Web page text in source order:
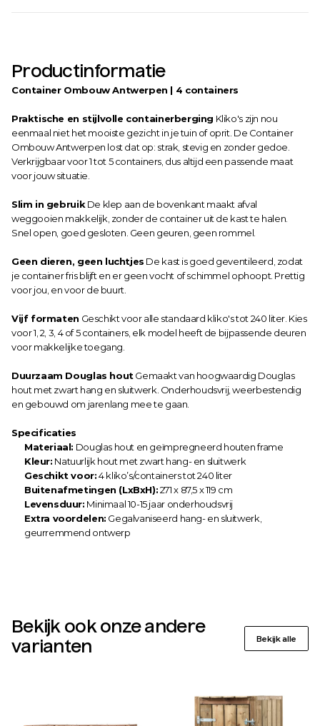
Productinformatie
Container Ombouw Antwerpen | 4 containers
Praktische en stijlvolle containerberging Kliko's zijn nou
eenmaal niet het mooiste gezicht in je tuin of oprit. De Container
Ombouw Antwerpen lost dat op: strak, stevig en zonder gedoe.
Verkrijgbaar voor 1 tot 5 containers, dus altijd een passende maat
voor jouw situatie.
Slim in gebruik De klep aan de bovenkant maakt afval
weggooien makkelijk, zonder de container uit de kast te halen.
Snel open, goed gesloten. Geen geuren, geen rommel.
Geen dieren, geen luchtjes De kast is goed geventileerd, zodat
je container fris blijft en er geen vocht of schimmel ophoopt. Prettig
voor jou, en voor de buurt.
Vijf formaten Geschikt voor alle standaard kliko's tot 240 liter. Kies
voor 1, 2, 3, 4 of 5 containers, elk model heeft de bijpassende deuren
voor makkelijke toegang.
Duurzaam Douglas hout Gemaakt van hoogwaardig Douglas
hout met zwart hang en sluitwerk. Onderhoudsvrij, weerbestendig
en gebouwd om jarenlang mee te gaan.
Specificaties
Materiaal: Douglas hout en geïmpregneerd houten frame
Kleur: Natuurlijk hout met zwart hang- en sluitwerk
Geschikt voor: 4 kliko’s/containers tot 240 liter
Buitenafmetingen (LxBxH): 271 x 87,5 x 119 cm
Levensduur: Minimaal 10-15 jaar onderhoudsvrij
Extra voordelen: Gegalvaniseerd hang- en sluitwerk,
geurremmend ontwerp
Bekijk ook onze andere
varianten
Bekijk alle